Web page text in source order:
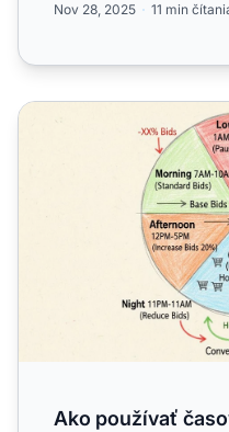
Nov 28, 2025 11 min
Ako používať časové
Ako používať